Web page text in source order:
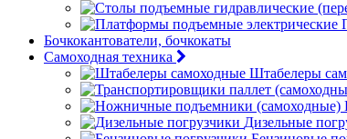
Бочкокантователи, бочкокаты
Самоходная техника
Штабелеры
Дизельные